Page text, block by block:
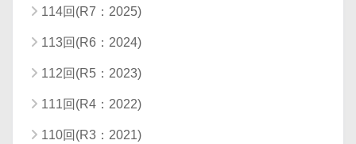
114回(R7：2025)
113回(R6：2024)
112回(R5：2023)
111回(R4：2022)
110回(R3：2021)